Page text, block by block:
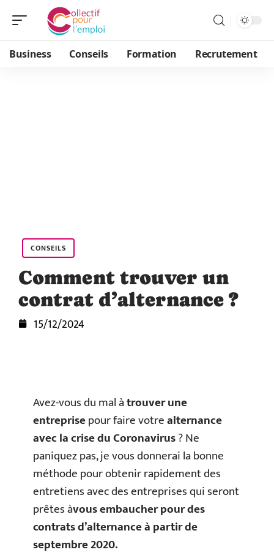
Business Conseils Formation Recrutement
CONSEILS
Comment trouver un
contrat d’alternance ?
15/12/2024
Avez-vous du mal àtrouver une
entreprisepour faire votrealternance
avec la crise du Coronavirus? Ne
paniquez pas, je vous donnerai la bonne
méthode pour obtenir rapidement des
entretiens avec des entreprises qui seront
prêtes àvous embaucher pour des
contrats d’alternance à partir de
septembre 2020.